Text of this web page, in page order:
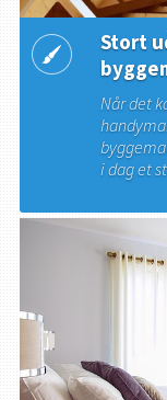
Stort
Når det
i dag et